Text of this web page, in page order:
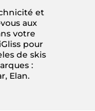
et
aux
votre
pour
de skis
:
Elan.